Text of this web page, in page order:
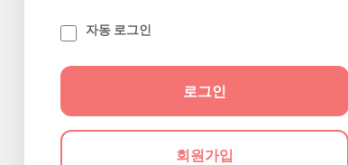
자동 로그인
회원가입